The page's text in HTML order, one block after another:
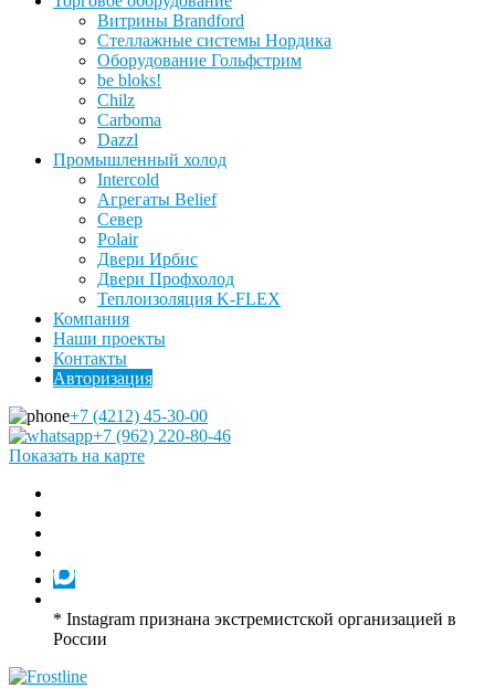
Витрины Brandford
Стеллажные системы Нордика
Оборудование Гольфстрим
be bloks!
Chilz
Carboma
Dazzl
Промышленный холод
Intercold
Агрегаты Belief
Север
Polair
Двери Ирбис
Двери Профхолод
Теплоизоляция K-FLEX
Компания
Наши проекты
Контакты
Авторизация
+7 (4212) 45-30-00
+7 (962) 220-80-46
Показать на карте
* Instagram признана экстремистской организацией в
России